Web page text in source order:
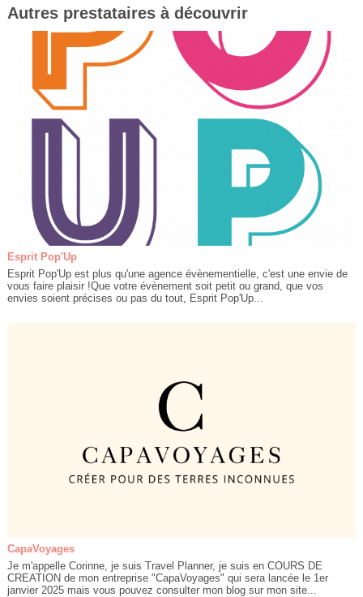
Autres prestataires à découvrir
Esprit Pop'Up
Esprit Pop'Up est plus qu'une agence évènementielle, c'est une envie de
vous faire plaisir !Que votre évènement soit petit ou grand, que vos
envies soient précises ou pas du tout, Esprit Pop'Up...
CapaVoyages
Je m'appelle Corinne, je suis Travel Planner, je suis en COURS DE
CREATION de mon entreprise "CapaVoyages" qui sera lancée le 1er
janvier 2025 mais vous pouvez consulter mon blog sur mon site...